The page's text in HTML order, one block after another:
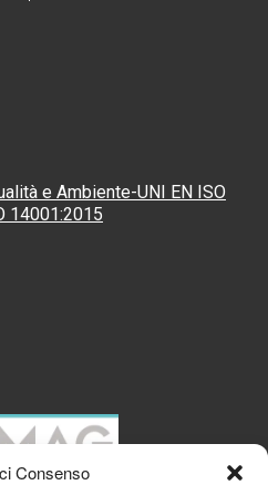
Consenso
e Ambiente-UNI EN ISO
14001:2015